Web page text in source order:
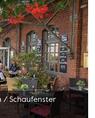
/Schaufenster